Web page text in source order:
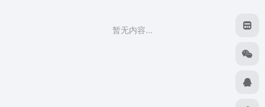
暂无内容...